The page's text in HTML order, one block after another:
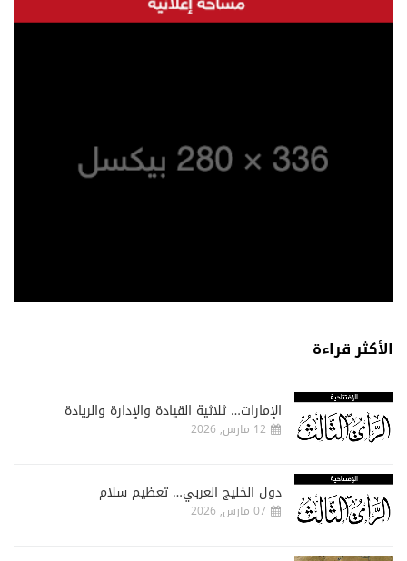
الأكثر قراءة
الإمارات… ثلاثية القيادة والإدارة والريادة
12 مارس, 2026
دول الخليج العربي… تعظيم سلام
07 مارس, 2026